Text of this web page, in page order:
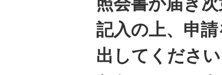
記入の上、申
出してくださ